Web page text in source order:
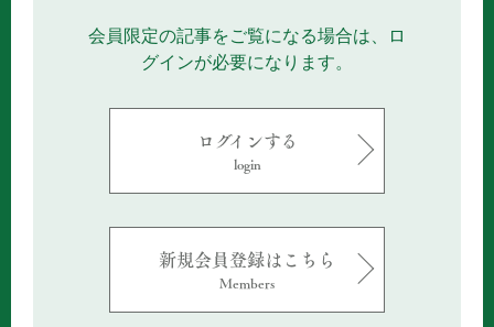
会員限定の記事をご覧になる場合は、ロ
グインが必要になります。
ログインする
login
新規会員登録はこちら
Members